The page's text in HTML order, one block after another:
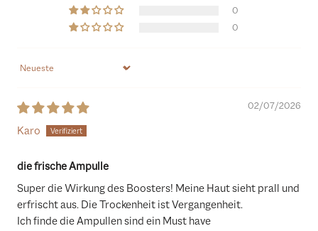
0
0
Sort by
02/07/2026
Karo
die frische Ampulle
Super die Wirkung des Boosters! Meine Haut sieht prall und
erfrischt aus. Die Trockenheit ist Vergangenheit.
Ich finde die Ampullen sind ein Must have